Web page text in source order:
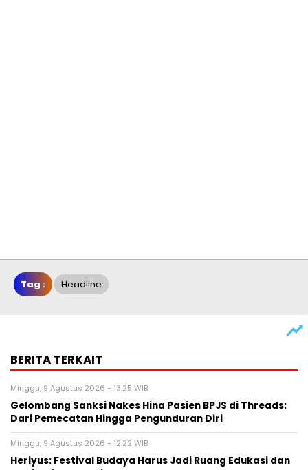
Tag : Headline
BERITA TERKAIT
Minggu, 9 Agustus 2026 - 13:25 WIB
Gelombang Sanksi Nakes Hina Pasien BPJS di Threads:
Dari Pemecatan Hingga Pengunduran Diri
Minggu, 9 Agustus 2026 - 12:22 WIB
Heriyus: Festival Budaya Harus Jadi Ruang Edukasi dan